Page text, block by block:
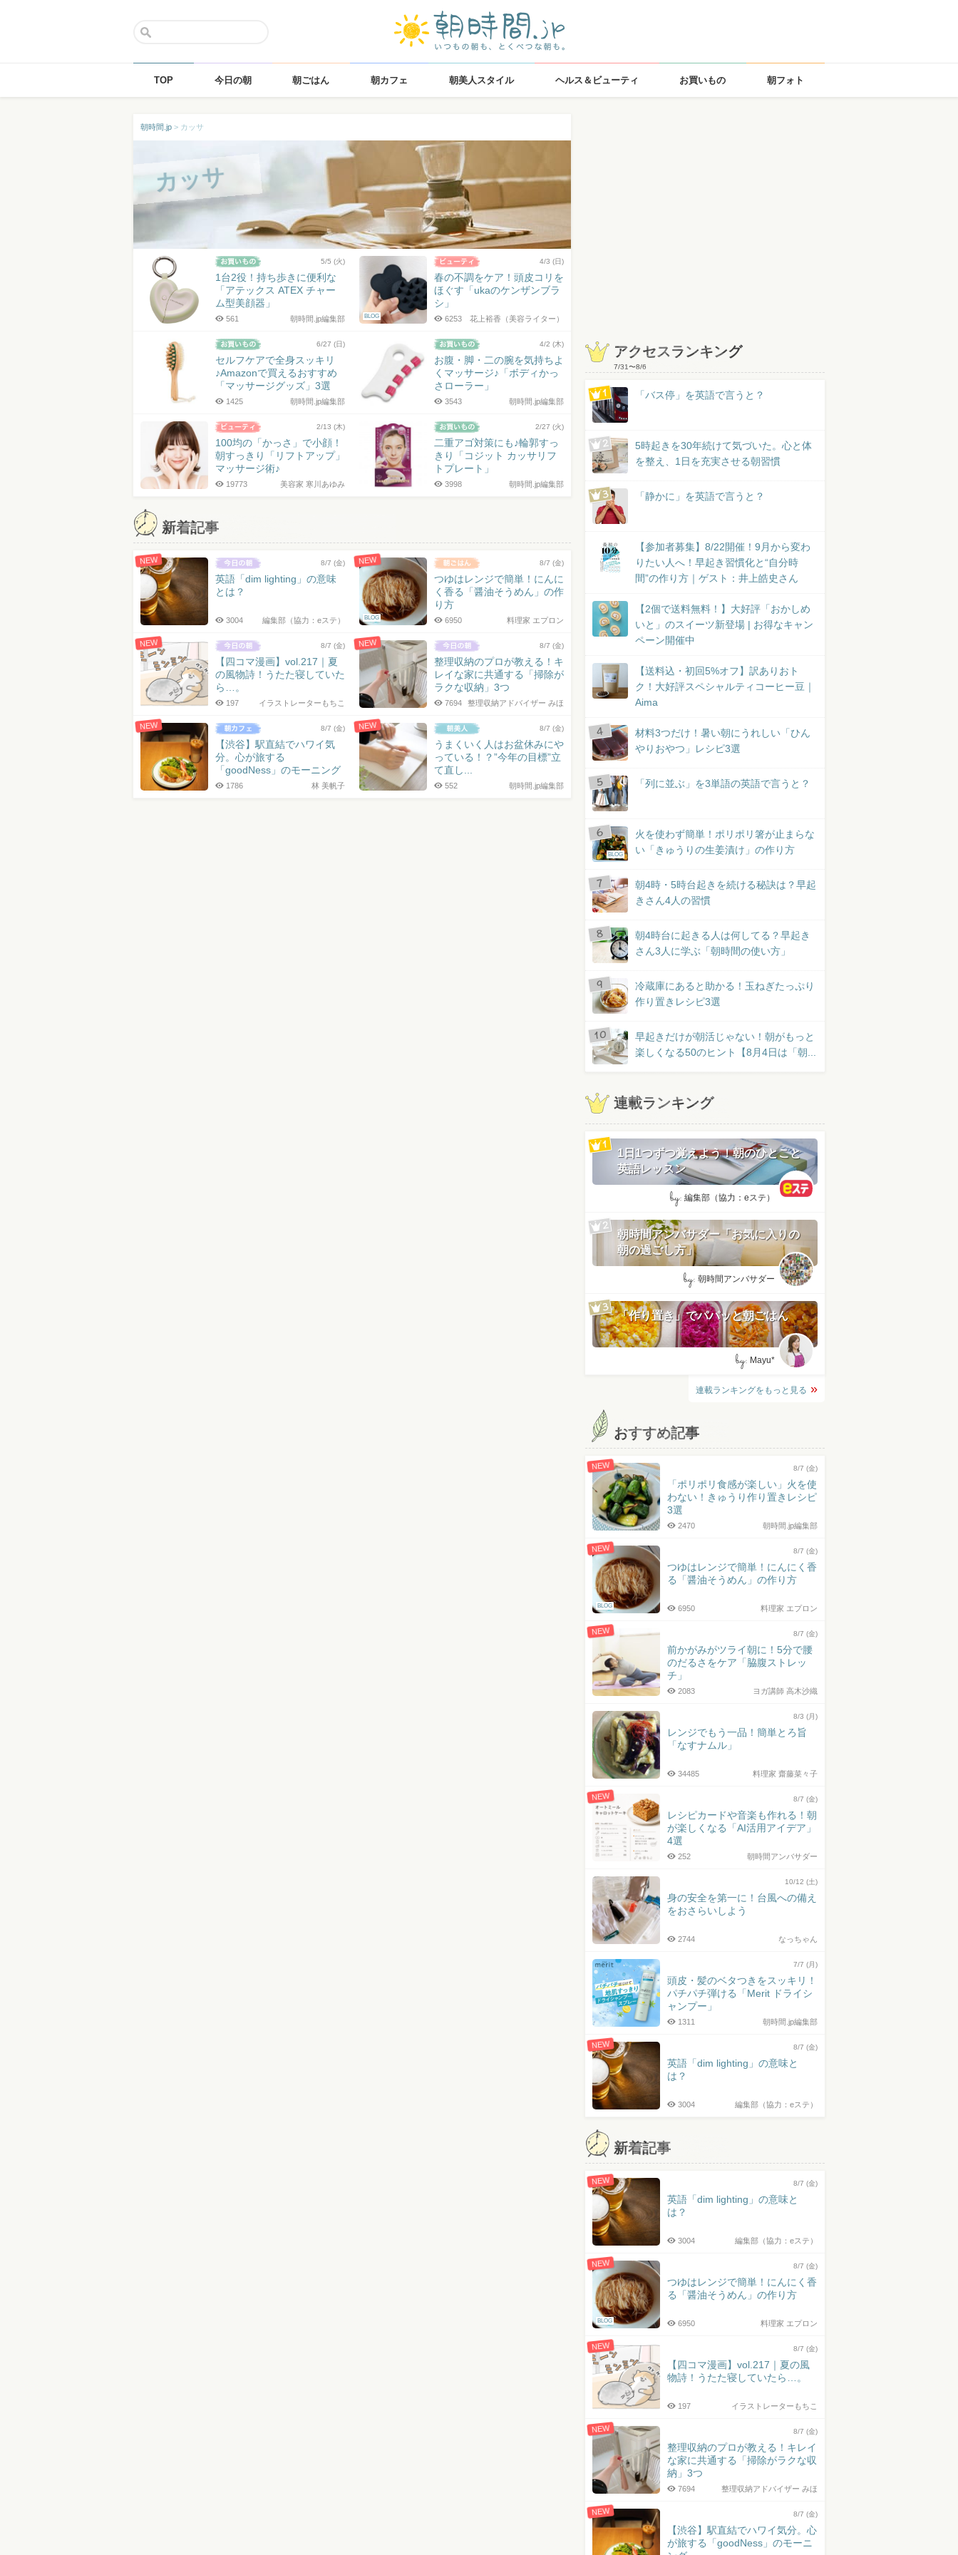
TOP 今日の朝 朝ごはん 朝カフェ 朝美人スタイル ヘルス＆ビューティ お買いもの 朝フォト
朝時間.jp > カッサ
カッサ
5/5 (火)
1台2役！持ち歩きに便利な
「アテックス ATEX チャー
ム型美顔器」
朝時間.jp編集部
561 BLOG
4/3 (日)
春の不調をケア！頭皮コリを
ほぐす「ukaのケンザンブラ
シ」
花上裕香（美容ライター）
6253
6/27 (日)
セルフケアで全身スッキリ
♪Amazonで買えるおすすめ
「マッサージグッズ」3選
朝時間.jp編集部
1425
4/2 (木)
お腹・脚・二の腕を気持ちよ
くマッサージ♪「ボディかっ
さローラー」
朝時間.jp編集部
3543
2/13 (木)
100均の「かっさ」で小顔！
朝すっきり「リフトアップ」
マッサージ術♪
美容家 寒川あゆみ
19773
2/27 (火)
二重アゴ対策にも♪輪郭すっ
きり「コジット カッサリフ
トプレート」
朝時間.jp編集部
3998
新着記事
NEW 8/7 (金)
英語「dim lighting」の意味
とは？
編集部（協力：eステ）
3004
NEW
BLOG
8/7 (金)
つゆはレンジで簡単！にんに
く香る「醤油そうめん」の作
り方
料理家 エプロン
6950
NEW 8/7 (金)
【四コマ漫画】vol.217｜夏
の風物詩！うたた寝していた
ら…。
イラストレーターもちこ
197
NEW 8/7 (金)
整理収納のプロが教える！キ
レイな家に共通する「掃除が
ラクな収納」3つ
整理収納アドバイザー みほ
7694
NEW 8/7 (金)
【渋谷】駅直結でハワイ気
分。心が旅する
「goodNess」のモーニング
林 美帆子
1786
NEW 8/7 (金)
うまくいく人はお盆休みにや
っている！？”今年の目標”立
て直し...
朝時間.jp編集部
552
アクセスランキング
7/31〜8/6
「バス停」を英語で言うと？
5時起きを30年続けて気づいた。心と体
を整え、1日を充実させる朝習慣
「静かに」を英語で言うと？
【参加者募集】8/22開催！9月から変わ
りたい人へ！早起き習慣化と“自分時
間”の作り方｜ゲスト：井上皓史さん
【2個で送料無料！】大好評「おかしめ
いと」のスイーツ新登場 | お得なキャン
ペーン開催中
【送料込・初回5%オフ】訳ありおト
ク！大好評スペシャルティコーヒー豆｜
Aima
材料3つだけ！暑い朝にうれしい「ひん
やりおやつ」レシピ3選
「列に並ぶ」を3単語の英語で言うと？
BLOG
火を使わず簡単！ポリポリ箸が止まらな
い「きゅうりの生姜漬け」の作り方
朝4時・5時台起きを続ける秘訣は？早起
きさん4人の習慣
朝4時台に起きる人は何してる？早起き
さん3人に学ぶ「朝時間の使い方」
冷蔵庫にあると助かる！玉ねぎたっぷり
作り置きレシピ3選
早起きだけが朝活じゃない！朝がもっと
楽しくなる50のヒント【8月4日は「朝...
連載ランキング
1日1つずつ覚えよう！朝のひとこと
英語レッスン
by: 編集部（協力：eステ）
朝時間アンバサダー「お気に入りの
朝の過ごし方」
by: 朝時間アンバサダー
「作り置き」でパパッと朝ごはん
by: Mayu*
連載ランキングをもっと見る
おすすめ記事
NEW 8/7 (金)
「ポリポリ食感が楽しい」火を使
わない！きゅうり作り置きレシピ
3選
朝時間.jp編集部
2470
NEW
BLOG
8/7 (金)
つゆはレンジで簡単！にんにく香
る「醤油そうめん」の作り方
料理家 エプロン
6950
NEW 8/7 (金)
前かがみがツライ朝に！5分で腰
のだるさをケア「脇腹ストレッ
チ」
ヨガ講師 高木沙織
2083
8/3 (月)
レンジでもう一品！簡単とろ旨
「なすナムル」
料理家 齋藤菜々子
34485
NEW 8/7 (金)
レシピカードや音楽も作れる！朝
が楽しくなる「AI活用アイデア」
4選
朝時間アンバサダー
252
10/12 (土)
身の安全を第一に！台風への備え
をおさらいしよう
なっちゃん
2744
7/7 (月)
頭皮・髪のベタつきをスッキリ！
パチパチ弾ける「Merit ドライシ
ャンプー」
朝時間.jp編集部
1311
NEW 8/7 (金)
英語「dim lighting」の意味と
は？
編集部（協力：eステ）
3004
新着記事
NEW 8/7 (金)
英語「dim lighting」の意味と
は？
編集部（協力：eステ）
3004
NEW
BLOG
8/7 (金)
つゆはレンジで簡単！にんにく香
る「醤油そうめん」の作り方
料理家 エプロン
6950
NEW 8/7 (金)
【四コマ漫画】vol.217｜夏の風
物詩！うたた寝していたら…。
イラストレーターもちこ
197
NEW 8/7 (金)
整理収納のプロが教える！キレイ
な家に共通する「掃除がラクな収
納」3つ
整理収納アドバイザー みほ
7694
NEW 8/7 (金)
【渋谷】駅直結でハワイ気分。心
が旅する「goodNess」のモーニ